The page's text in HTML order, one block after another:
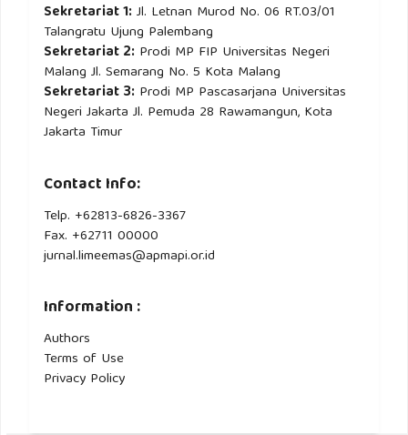
Sekretariat 1:Jl. Letnan Murod No. 06 RT.03/01
Talangratu Ujung Palembang
Sekretariat 2:Prodi MP FIP Universitas Negeri
Malang Jl. Semarang No. 5 Kota Malang
Sekretariat 3:Prodi MP Pascasarjana Universitas
Negeri Jakarta Jl. Pemuda 28 Rawamangun, Kota
Jakarta Timur
Contact Info:
Telp. +62813-6826-3367
Fax. +62711 00000
jurnal.limeemas@apmapi.or.id
Information :
Authors
Terms of Use
Privacy Policy